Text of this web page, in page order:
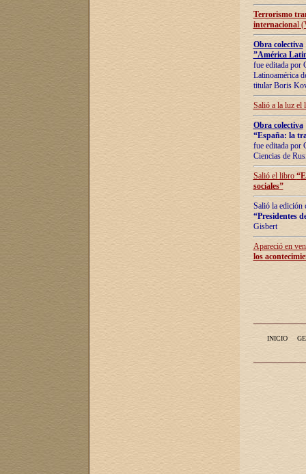
Terrorismo
internacional
Obra colectiva
”América
fue editada por
Latinoamérica
titular Boris
Salió a la luz el
Obra colectiva
“España: la
fue editada por
Ciencias de
Salió el libro “
sociales”
Salió la edición
“Presidentes
Gisbert
Apareció en
los
INICIO